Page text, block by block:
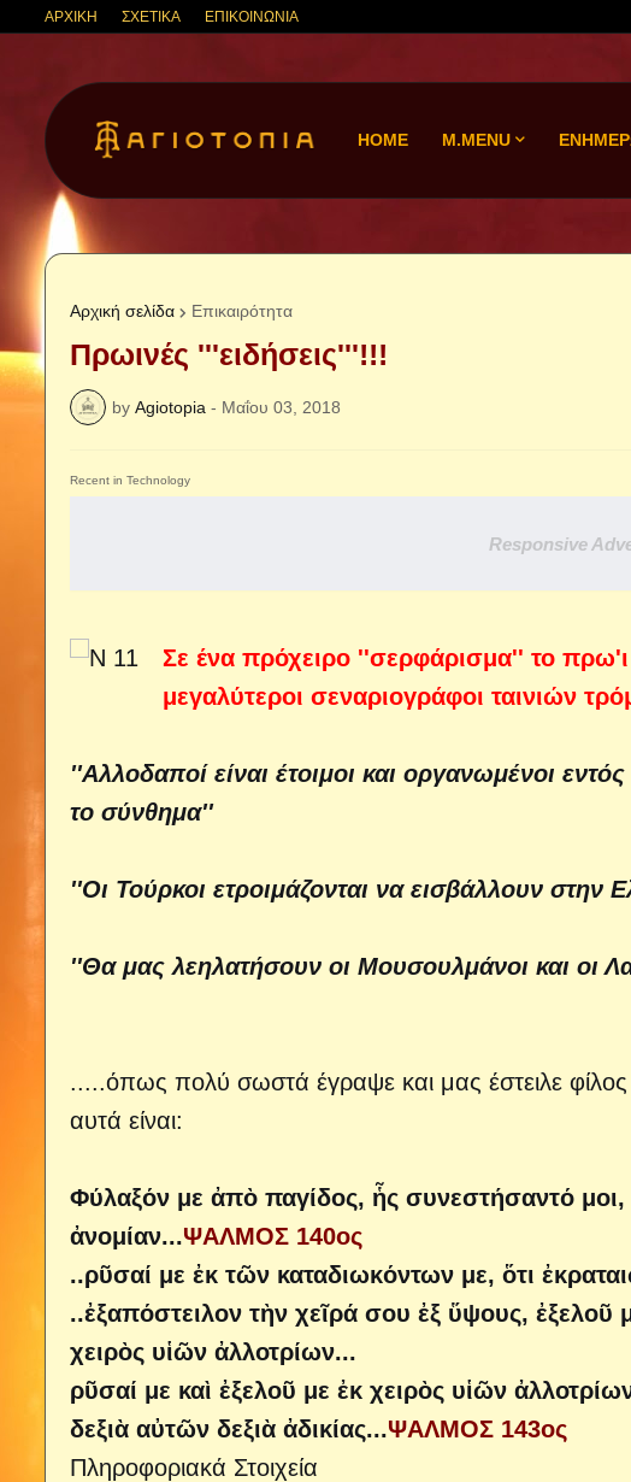
ΑΡΧΙΚΗ ΣΧΕΤΙΚΑ ΕΠΙΚΟΙΝΩΝΙΑ
HOME M.MENU
Αρχική σελίδα Επικαιρότητα
Πρωινές '''ειδήσεις'''!!!
by Agiotopia - Μαΐου 03, 2018
Recent in Technology
Responsive
Σε ένα πρόχειρο ''σερφάρισμα'' το πρω'ι
μεγαλύτεροι σεναριογράφοι ταινιών
''Αλλοδαποί είναι έτοιμοι και οργανωμένοι
το σύνθημα''
''Οι Τούρκοι ετροιμάζονται να εισβάλλουν
''Θα μας λεηλατήσουν οι Μουσουλμάνοι και οι
.....όπως πολύ σωστά έγραψε και μας έστειλε
αυτά είναι:
Φύλαξόν με ἀπὸ παγίδος, ἧς συνεστήσαντό
ἀνομίαν...ΨΑΛΜΟΣ 140ος
..ρῦσαί με ἐκ τῶν καταδιωκόντων με, ὅτι
..ἐξαπόστειλον τὴν χεῖρά σου ἐξ ὕψους,
χειρὸς υἱῶν ἀλλοτρίων...
ρῦσαί με καὶ ἐξελοῦ με ἐκ χειρὸς υἱῶν
δεξιὰ αὐτῶν δεξιὰ ἀδικίας...ΨΑΛΜΟΣ 143ος
Πληροφοριακά Στοιχεία